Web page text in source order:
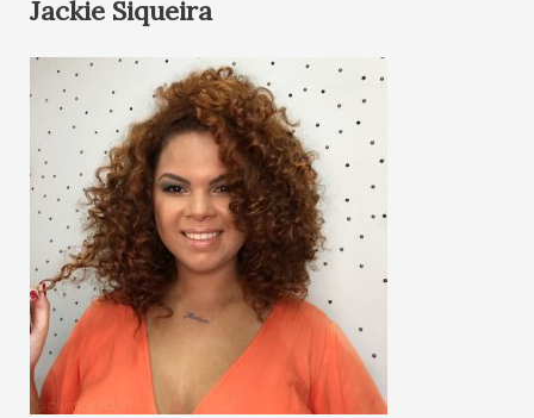
Jackie Siqueira